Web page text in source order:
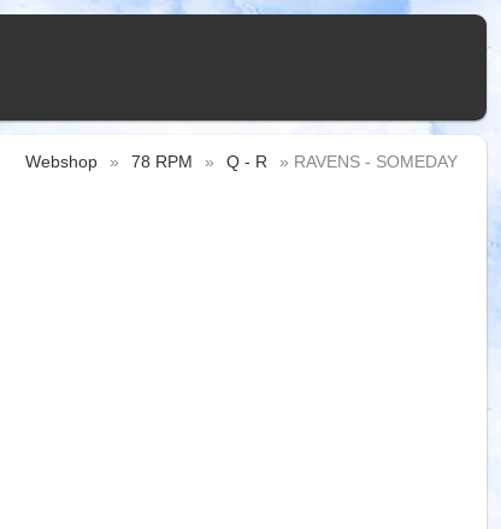
Webshop » 78 RPM » Q - R » RAVENS - SOMEDAY